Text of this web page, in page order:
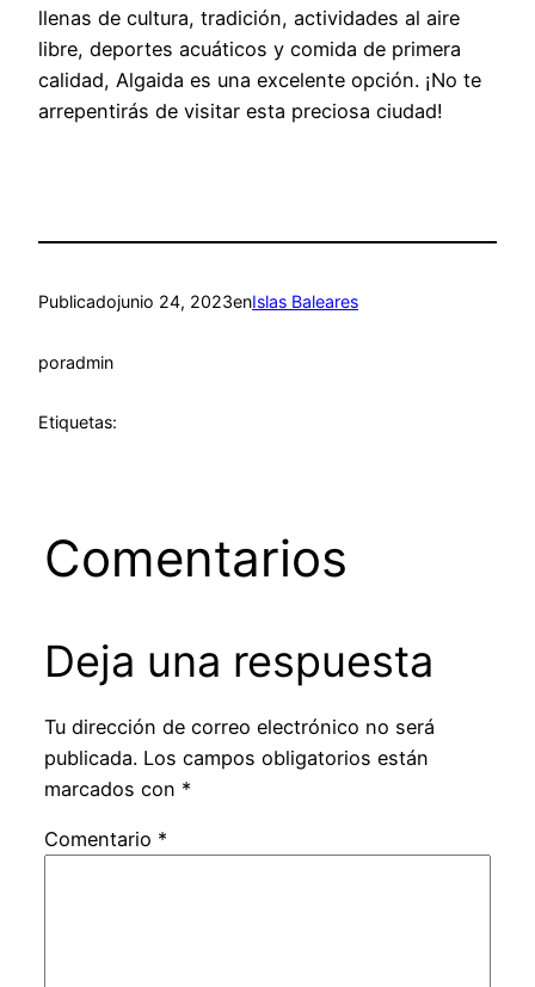
llenas de cultura, tradición, actividades al aire
libre, deportes acuáticos y comida de primera
calidad, Algaida es una excelente opción. ¡No te
arrepentirás de visitar esta preciosa ciudad!
Publicadojunio 24, 2023enIslas Baleares
poradmin
Etiquetas:
Comentarios
Deja una respuesta
Tu dirección de correo electrónico no será
publicada. Los campos obligatorios están
marcados con *
Comentario *